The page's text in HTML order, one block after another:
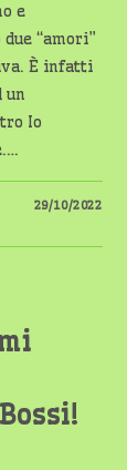
e
“amori”
È infatti
un
Io
29/10/2022